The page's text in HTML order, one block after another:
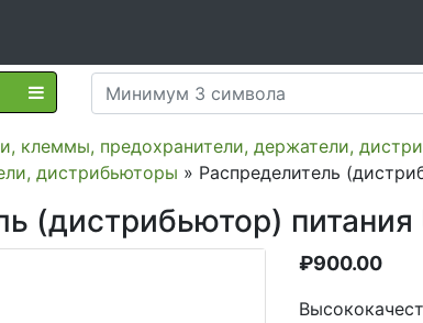
клеммы, предохранители, держатели,
дистрибьюторы » Распределитель
(дистрибьютор) питания
₽900.00